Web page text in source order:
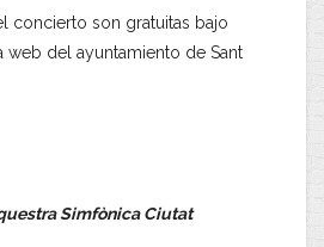
concierto son gratuitas bajo
web del ayuntamiento de Sant
Simfònica Ciutat